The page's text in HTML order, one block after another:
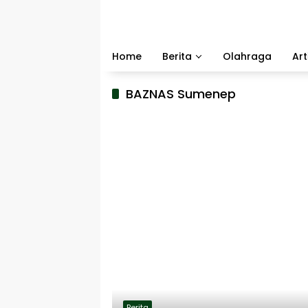
Home
Berita Olahraga
BAZNAS Sumenep